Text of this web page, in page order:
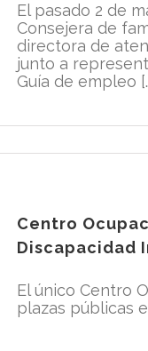
El pasado 2 de
Consejera de
directora de
junto a
Guía de empleo
Centro
Discapacidad
El único Centro
plazas públicas